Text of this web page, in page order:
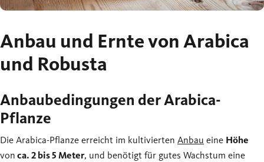
Anbau und Ernte von Arabica
und Robusta
Anbaubedingungen der Arabica-
Pflanze
Die Arabica-Pflanze erreicht im kultivierten Anbau eine Höhe
von ca. 2 bis 5 Meter, und benötigt für gutes Wachstum eine